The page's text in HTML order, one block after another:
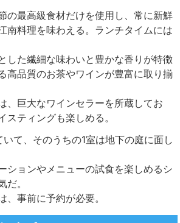
の最高級食材だけを使用し、常に新鮮
南料理を味わえる。ランチタイムには
した繊細な味わいと豊かな香りが特徴
高品質のお茶やワインが豊富に取り揃
、巨大なワインセラーを所蔵してお
スティングも楽しめる。
て、そのうちの1室は地下の庭に面し
ションやメニューの試食を楽しめるシ
だ。
、事前に予約が必要。